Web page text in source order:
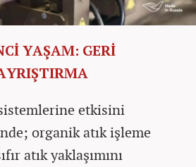
YAŞAM: GERİ
etkisini
organik atık işleme
atık yaklaşımını